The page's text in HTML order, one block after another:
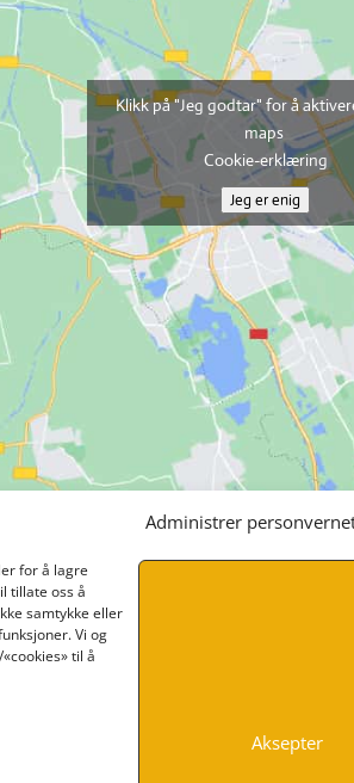
Administrer
for å lagre
tillate oss å
samtykke eller
Vi og
til å
Aksepter
Klikk på "Jeg godtar" for å
maps
Cookie-erklæring
Jeg er enig
INFORMASJON